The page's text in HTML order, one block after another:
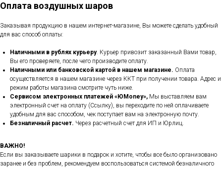
Оплата воздушных шаров
Заказывая продукцию в нашем интернет-магазине, Вы можете сделать удобный
для вас способ оплаты:
Наличными в рублях курьеру. Курьер привозит заказанный Вами товар,
Вы его проверяете, после чего производите оплату.
Наличными или банковской картой в нашем магазине. Оплата
осуществляется в нашем магазине через ККТ при получении товара. Адрес и
режим работы магазина смотрите чуть ниже.
Сервисом электронных платежей «ЮMoney», Мы выставляем вам
электронный счет на оплату (Ссылку), вы переходите по ней оплачиваете
удобным для вас способом, чек поступает вам на электронную почту.
Безналичный расчет. Через расчетный счет для ИП и Юрлиц.
ВАЖНО!
Если вы заказываете шарики в подарок и хотите, чтобы все было организовано
заранее и без проблем, рекомендуем воспользоваться системой безналичного